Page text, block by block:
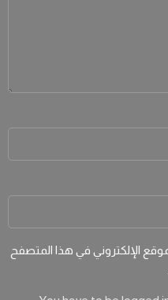
الإلكتروني في هذا المتصفح